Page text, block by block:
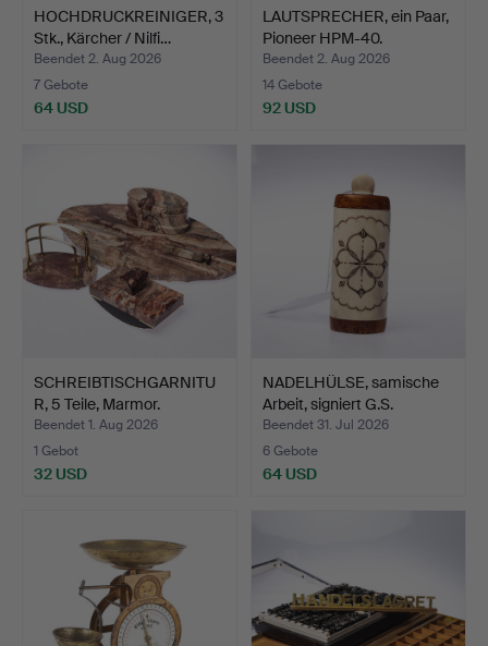
HOCHDRUCKREINIGER, 3
Stk., Kärcher / Nilfi…
Beendet 2. Aug 2026
7 Gebote
64 USD
LAUTSPRECHER, ein Paar,
Pioneer HPM-40.
Beendet 2. Aug 2026
14 Gebote
92 USD
SCHREIBTISCHGARNITU
R, 5 Teile, Marmor.
Beendet 1. Aug 2026
1 Gebot
32 USD
NADELHÜLSE, samische
Arbeit, signiert G.S.
Beendet 31. Jul 2026
6 Gebote
64 USD